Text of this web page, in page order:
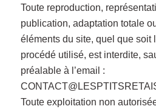
Toute reproduction,
publication, adaptation totale
éléments du site, quel que soit
procédé utilisé, est interdite,
préalable à l’email :
Toute exploitation non